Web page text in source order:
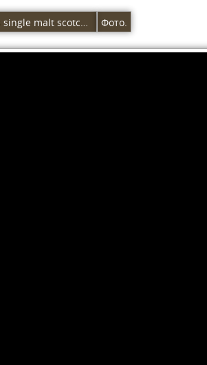
Talisker 10 years single malt scotch whisky — Талискер 10 лет. Фото.